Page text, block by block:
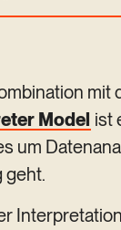
mit
Model ist
um
geht.